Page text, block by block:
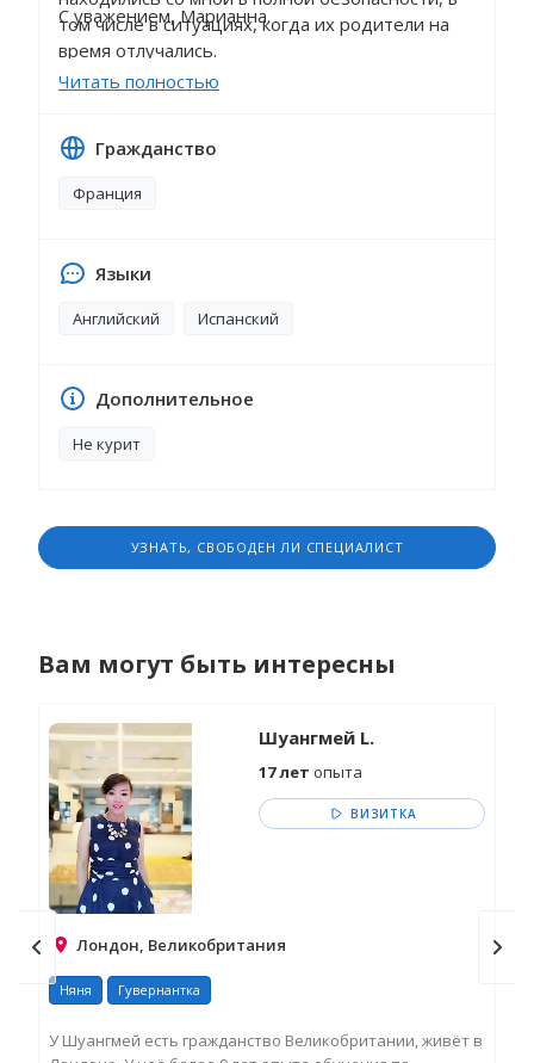
том числе в ситуациях, когда их родители на
время отлучались.
С уважением, Марианна.
Читать полностью
Гражданство
Франция
Языки
Английский Испанский
Дополнительное
Не курит
УЗНАТЬ, СВОБОДЕН ЛИ СПЕЦИАЛИСТ
Вам могут быть интересны
Шуангмей L.
17 лет опыта
ВИЗИТКА
Лондон, Великобритания
Няня Гувернантка
У Шуангмей есть гражданство Великобритании, живёт в